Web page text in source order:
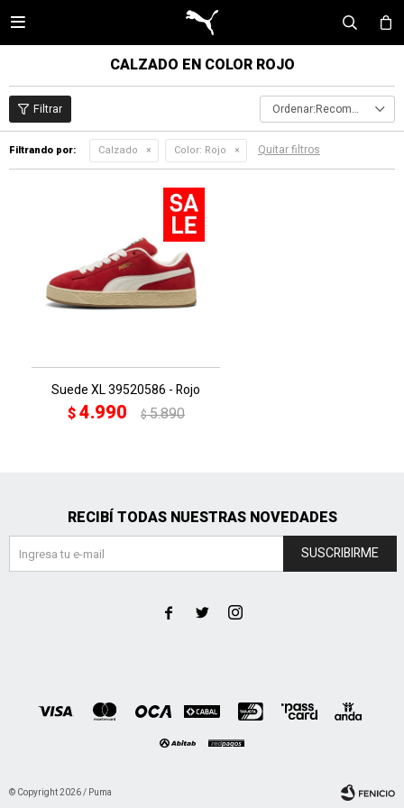

CALZADO EN COLOR ROJO
Recomendados
Filtrando por: Calzado Color: Rojo Quitar filtros
Suede XL 39520586 - Rojo
$4.990 $5.890
RECIBÍ TODAS NUESTRAS NOVEDADES
SUSCRIBIRME
  
© Copyright 2026 / Puma